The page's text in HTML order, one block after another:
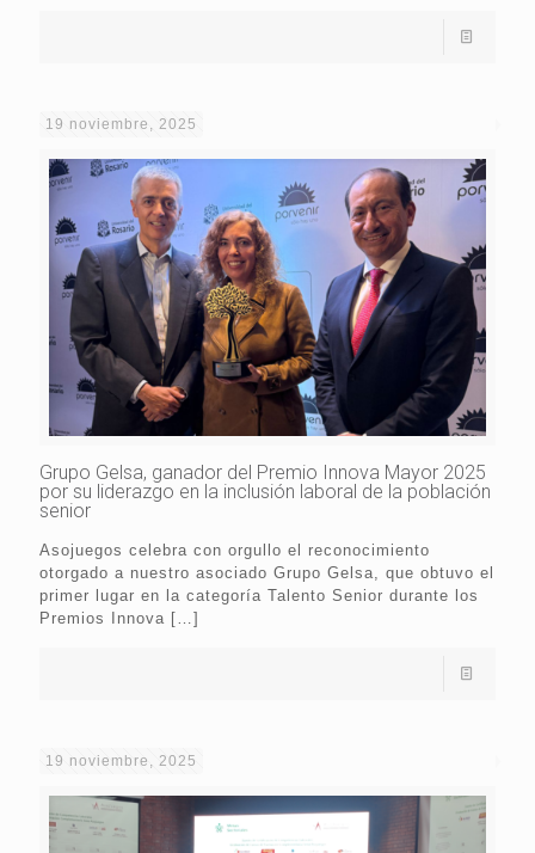
19 noviembre, 2025
Grupo Gelsa, ganador del Premio Innova Mayor 2025
por su liderazgo en la inclusión laboral de la población
senior
Asojuegos celebra con orgullo el reconocimiento
otorgado a nuestro asociado Grupo Gelsa, que obtuvo el
primer lugar en la categoría Talento Senior durante los
Premios Innova […]
19 noviembre, 2025